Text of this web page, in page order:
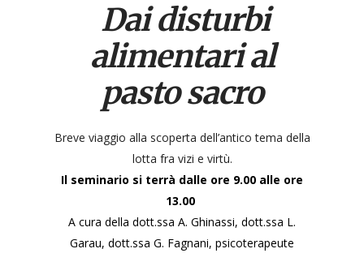
Dai disturbi
alimentari al
pasto sacro
Breve viaggio alla scoperta dell’antico tema della
lotta fra vizi e virtù.
Il seminario si terrà dalle ore 9.00 alle ore
13.00
A cura della dott.ssa A. Ghinassi, dott.ssa L.
Garau, dott.ssa G. Fagnani, psicoterapeute